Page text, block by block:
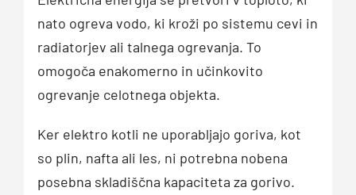
nato ogreva vodo, ki kroži po sistemu cevi in
radiatorjev ali talnega ogrevanja. To
omogoča enakomerno in učinkovito
ogrevanje celotnega objekta.
Ker elektro kotli ne uporabljajo goriva, kot
so plin, nafta ali les, ni potrebna nobena
posebna skladiščna kapaciteta za gorivo.